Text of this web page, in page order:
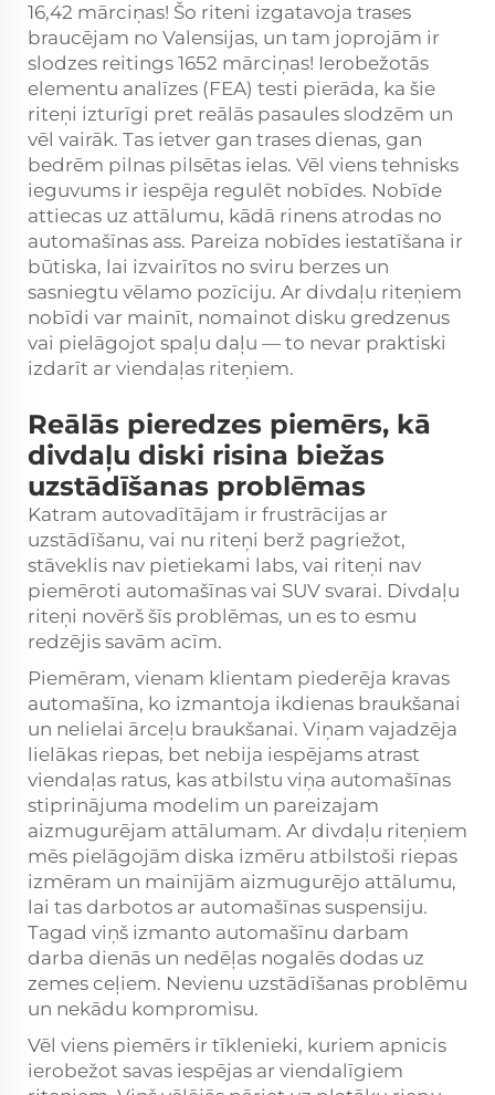
16,42 mārciņas! Šo riteni izgatavoja trases
braucējam no Valensijas, un tam joprojām ir
slodzes reitings 1652 mārciņas! Ierobežotās
elementu analīzes (FEA) testi pierāda, ka šie
riteņi izturīgi pret reālās pasaules slodzēm un
vēl vairāk. Tas ietver gan trases dienas, gan
bedrēm pilnas pilsētas ielas. Vēl viens tehnisks
ieguvums ir iespēja regulēt nobīdes. Nobīde
attiecas uz attālumu, kādā rinens atrodas no
automašīnas ass. Pareiza nobīdes iestatīšana ir
būtiska, lai izvairītos no sviru berzes un
sasniegtu vēlamo pozīciju. Ar divdaļu riteņiem
nobīdi var mainīt, nomainot disku gredzenus
vai pielāgojot spaļu daļu — to nevar praktiski
izdarīt ar viendaļas riteņiem.
Reālās pieredzes piemērs, kā
divdaļu diski risina biežas
uzstādīšanas problēmas
Katram autovadītājam ir frustrācijas ar
uzstādīšanu, vai nu riteņi berž pagriežot,
stāveklis nav pietiekami labs, vai riteņi nav
piemēroti automašīnas vai SUV svarai. Divdaļu
riteņi novērš šīs problēmas, un es to esmu
redzējis savām acīm.
Piemēram, vienam klientam piederēja kravas
automašīna, ko izmantoja ikdienas braukšanai
un nelielai ārceļu braukšanai. Viņam vajadzēja
lielākas riepas, bet nebija iespējams atrast
viendaļas ratus, kas atbilstu viņa automašīnas
stiprinājuma modelim un pareizajam
aizmugurējam attālumam. Ar divdaļu riteņiem
mēs pielāgojām diska izmēru atbilstoši riepas
izmēram un mainījām aizmugurējo attālumu,
lai tas darbotos ar automašīnas suspensiju.
Tagad viņš izmanto automašīnu darbam
darba dienās un nedēļas nogalēs dodas uz
zemes ceļiem. Nevienu uzstādīšanas problēmu
un nekādu kompromisu.
Vēl viens piemērs ir tīklenieki, kuriem apnicis
ierobežot savas iespējas ar viendalīgiem